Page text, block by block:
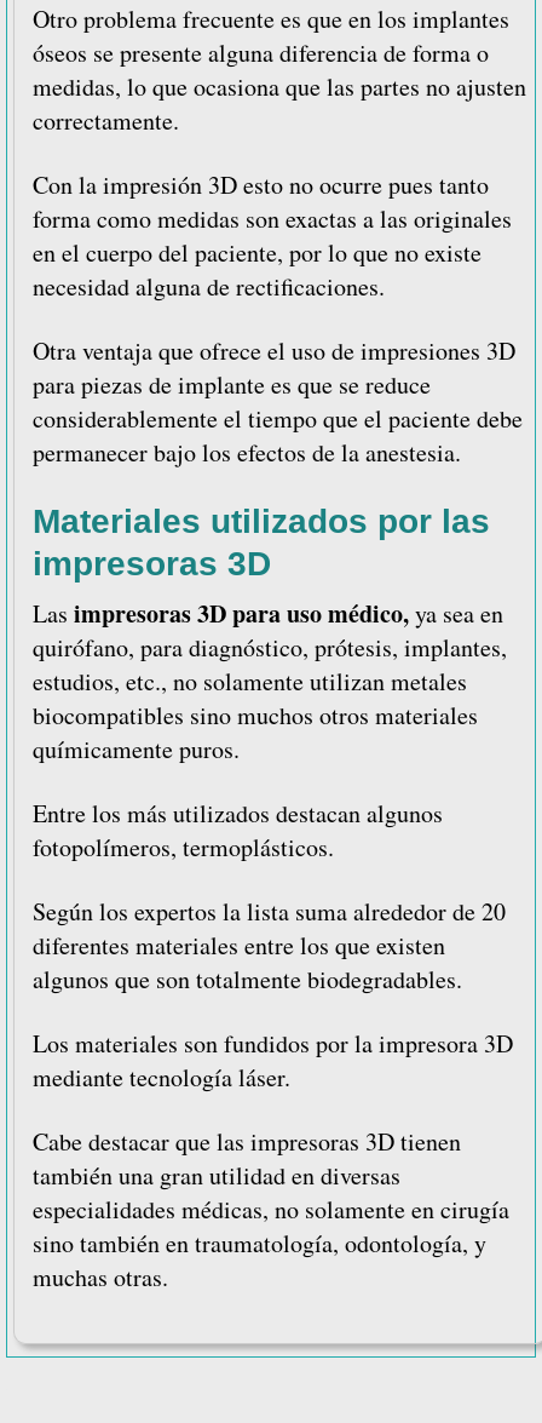
Otro problema frecuente es que en los implantes
óseos se presente alguna diferencia de forma o
medidas, lo que ocasiona que las partes no ajusten
correctamente.
Con la impresión 3D esto no ocurre pues tanto
forma como medidas son exactas a las originales
en el cuerpo del paciente, por lo que no existe
necesidad alguna de rectificaciones.
Otra ventaja que ofrece el uso de impresiones 3D
para piezas de implante es que se reduce
considerablemente el tiempo que el paciente debe
permanecer bajo los efectos de la anestesia.
Materiales utilizados por las
impresoras 3D
Las impresoras 3D para uso médico,ya sea en
quirófano, para diagnóstico, prótesis, implantes,
estudios, etc., no solamente utilizan metales
biocompatibles sino muchos otros materiales
químicamente puros.
Entre los más utilizados destacan algunos
fotopolímeros, termoplásticos.
Según los expertos la lista suma alrededor de 20
diferentes materiales entre los que existen
algunos que son totalmente biodegradables.
Los materiales son fundidos por la impresora 3D
mediante tecnología láser.
Cabe destacar que las impresoras 3D tienen
también una gran utilidad en diversas
especialidades médicas, no solamente en cirugía
sino también en traumatología, odontología, y
muchas otras.